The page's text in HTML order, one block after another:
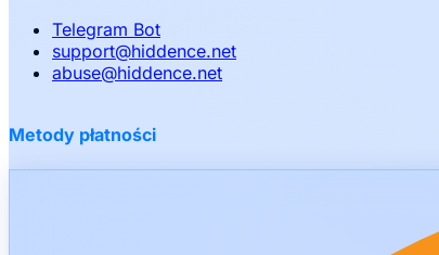
Telegram Bot
support@hiddence.net
abuse@hiddence.net
Metody płatności